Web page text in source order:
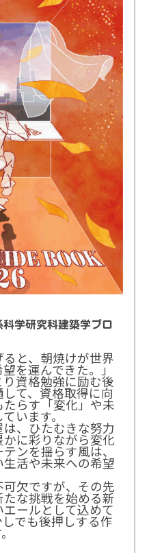
学研究科建築学プロ
ると、朝焼けが世界
を運んできた。」
資格勉強に励む後
て、資格取得に向
らす「変化」や未
います。
、ひたむきな努力
に彩りながら変化
ンを揺らす風は、
活や未来への希望
欠ですが、その先
な挑戦を始める新
ールとして込めて
でも後押しする作